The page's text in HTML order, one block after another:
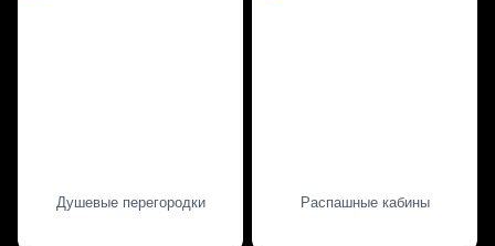
Душевые перегородки Распашные кабины